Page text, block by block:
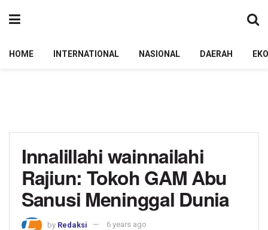
HOME INTERNATIONAL NASIONAL DAERAH
Innalillahi wainnailahi
Rajiun: Tokoh GAM Abu
Sanusi Meninggal Dunia
by Redaksi 6 years ago